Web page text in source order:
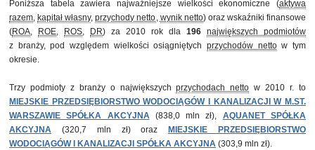
Poniższa tabela zawiera najważniejsze wielkości ekonomiczne (aktywa
razem, kapitał własny,przychody netto, wynik netto) oraz wskaźniki finansowe
(ROA, ROE, ROS, DR) za 2010 rok dla 196 największych podmiotów
z branży, pod względem wielkości osiągniętych przychodów nettow tym
okresie.
Trzy podmioty z branży o największychprzychodach netto w 2010 r. to
MIEJSKIE PRZEDSIĘBIORSTWO WODOCIĄGÓW I KANALIZACJI W M.ST.
WARSZAWIE SPÓŁKA AKCYJNA(838,0 mln zł), AQUANET SPÓŁKA
AKCYJNA (320,7 mln zł) oraz
MIEJSKIE PRZEDSIĘBIORSTWO
WODOCIĄGÓW I KANALIZACJI SPÓŁKA AKCYJNA (303,9 mln zł).